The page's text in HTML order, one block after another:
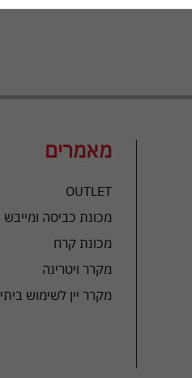
מאמרים
OUTLET
מכונת כביסה ומייבש
מכונת קרח
מקרר ויטרינה
מקרר יין לשימוש ביתי